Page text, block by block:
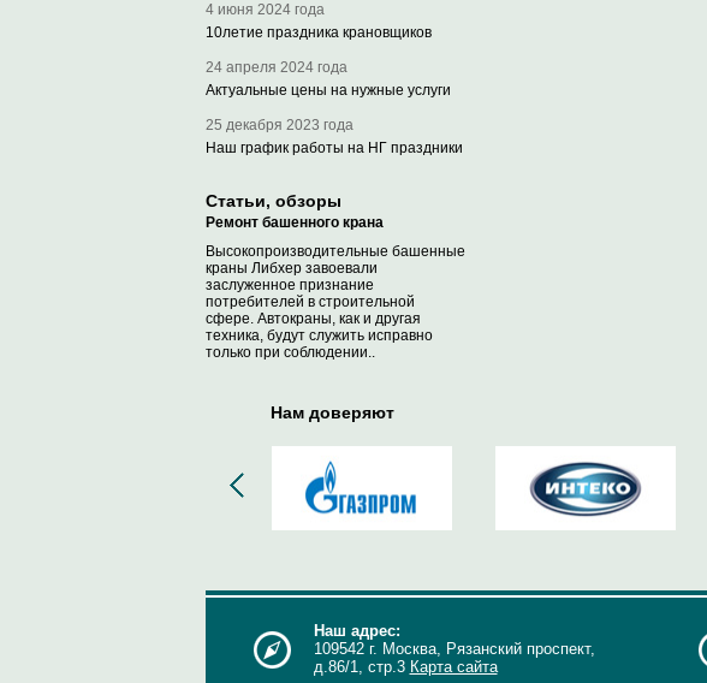
4 июня 2024 года
10летие праздника крановщиков
24 апреля 2024 года
Актуальные цены на нужные услуги
25 декабря 2023 года
Наш график работы на НГ праздники
Статьи, обзоры
Ремонт башенного крана
Высокопроизводительные башенные
краны Либхер завоевали
заслуженное признание
потребителей в строительной
сфере. Автокраны, как и другая
техника, будут служить исправно
только при соблюдении..
Нам доверяют
Наш адрес:
109542 г. Москва, Рязанский проспект,
д.86/1, стр.3 Карта сайта